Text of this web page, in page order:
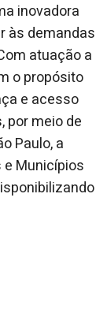
inovadora
às demandas
atuação a
o propósito
e acesso
por meio de
Paulo, a
Municípios